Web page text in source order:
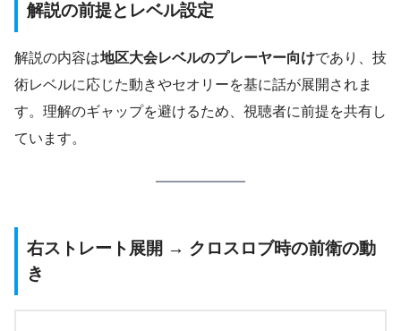
解説の前提とレベル設定
解説の内容は地区大会レベルのプレーヤー向けであり、技
術レベルに応じた動きやセオリーを基に話が展開されま
す。理解のギャップを避けるため、視聴者に前提を共有し
ています。
右ストレート展開 → クロスロブ時の前衛の動
き